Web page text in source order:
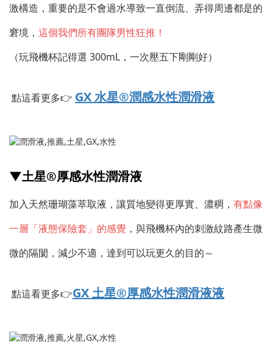
激構造，重要的是不會過水導致一直倒流、弄得周邊都是的
窘境， 這個我們所有團隊男性狂推！
（玩飛機杯記得選 300mL，一次壓五下剛剛好）
點這看更多👉 GX 水星®潤感水性潤滑液
▼土星®厚感水性潤滑液
加入天然珊瑚藻萃取液，讓質地變得更厚實、濃稠， 有點像
一層「液態保險套」的感覺 ，與飛機杯內的刺激紋路產生微
微的隔閡，減少不適，達到可以玩更久的目的～
點這看更多👉GX 土星®厚感水性潤滑液液